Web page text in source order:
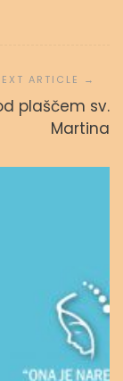
plaščem sv.
Martina